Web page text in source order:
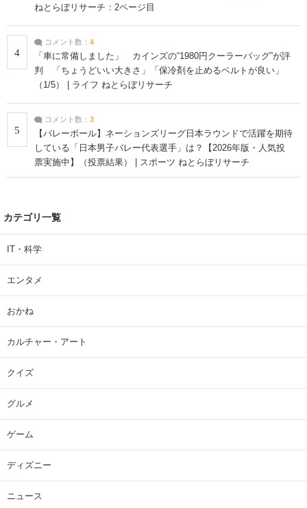
ねとらぼリサーチ：2ページ目
4
コメント数： 4
「車に常備しました」 カインズの“1980円クーラーバッグ”が評
判 「ちょうどいい大きさ」「保冷剤を止めるベルトが良い」
（1/5） | ライフ ねとらぼリサーチ
5
コメント数： 3
【バレーボール】ネーションズリーグ日本ラウンドで活躍を期待
している「日本男子バレー代表選手」は？【2026年版・人気投
票実施中】（投票結果） | スポーツ ねとらぼリサーチ
カテゴリ一覧
IT・科学
エンタメ
おかね
カルチャー・アート
クイズ
グルメ
ゲーム
ディズニー
ニュース